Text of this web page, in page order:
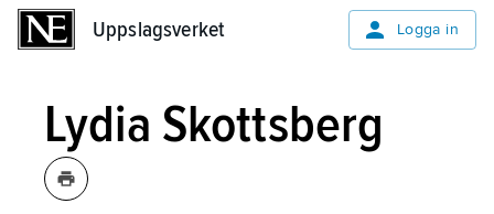
Uppslagsverket Logga in
Lydia Skottsberg